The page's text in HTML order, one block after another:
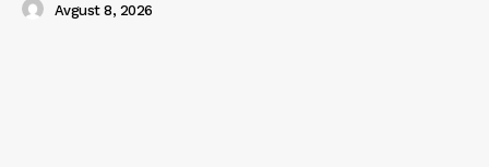
Avgust 8, 2026